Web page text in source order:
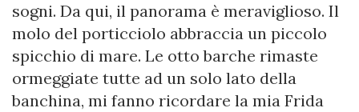
sogni. Da qui, il panorama è meraviglioso. Il
molo del porticciolo abbraccia un piccolo
spicchio di mare. Le otto barche rimaste
ormeggiate tutte ad un solo lato della
banchina, mi fanno ricordare la mia Frida